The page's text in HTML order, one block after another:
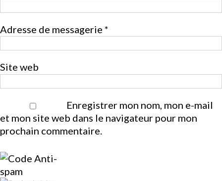
Adresse de messagerie *
Site web
Enregistrer mon nom, mon e-mail
et mon site web dans le navigateur pour mon
prochain commentaire.